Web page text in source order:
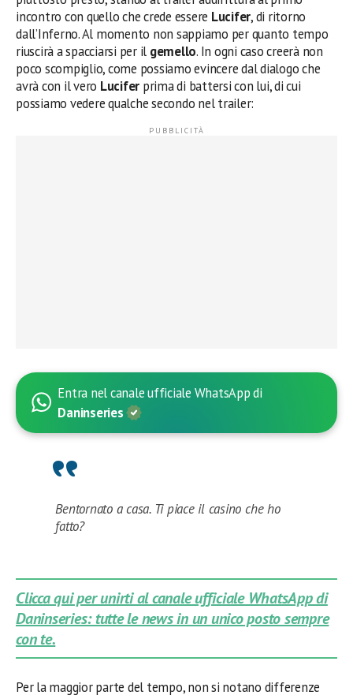
incontro con quello che crede essere Lucifer, di ritorno
dall’Inferno. Al momento non sappiamo per quanto tempo
riuscirà a spacciarsi per il gemello. In ogni caso creerà non
poco scompiglio, come possiamo evincere dal dialogo che
avrà con il vero Lucifer prima di battersi con lui, di cui
possiamo vedere qualche secondo nel trailer:
Entra nel canale ufficiale WhatsApp di
Daninseries
Bentornato a casa. Ti piace il casino che ho
fatto?
Clicca qui per unirti al canale ufficiale WhatsApp di
Daninseries: tutte le news in un unico posto sempre
con te.
Per la maggior parte del tempo, non si notano differenze